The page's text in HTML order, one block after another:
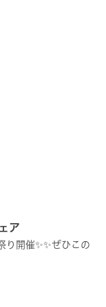
ア
開催✨✨ぜひこの